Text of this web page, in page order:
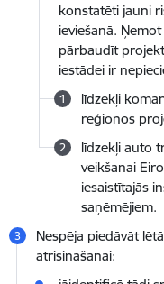
konstatēti jauni
ieviešanā.
pārbaudīt
iestādei ir
līdzekļi
reģionos
līdzekļi auto
veikšanai
iesaistītajās
saņēmējiem.
Nespēja piedāvāt
atrisināšanai: